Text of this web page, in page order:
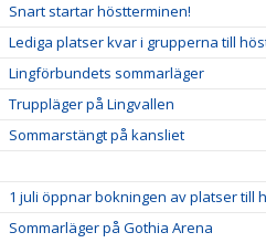
Snart startar höstterminen!
Lediga platser kvar i grupperna till
Lingförbundets sommarläger
Truppläger på Lingvallen
Sommarstängt på kansliet
1 juli öppnar bokningen av platser till
Sommarläger på Gothia Arena